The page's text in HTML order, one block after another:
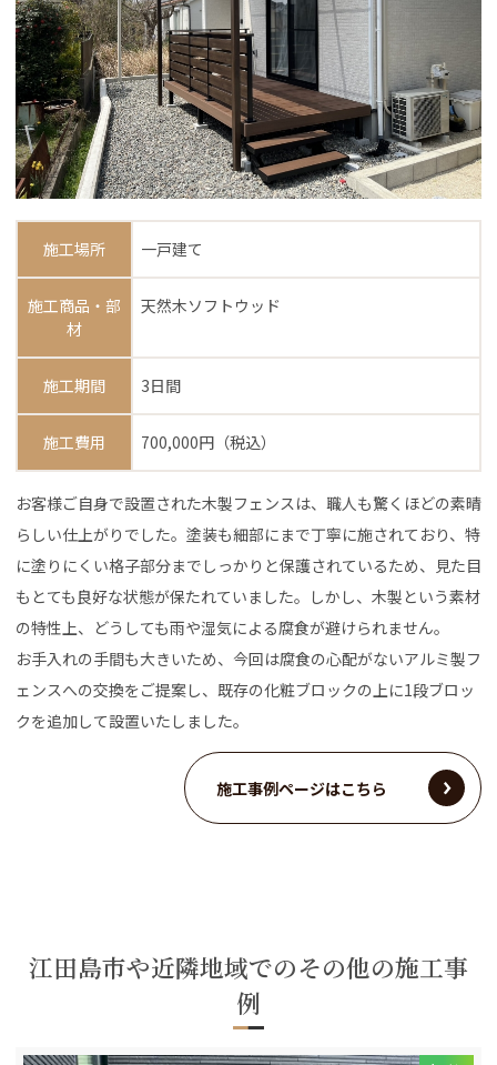
施工場所 一戸建て
施工商品・部
材
天然木ソフトウッド
施工期間 3日間
施工費用 700,000円（税込）
お客様ご自身で設置された木製フェンスは、職人も驚くほどの素晴
らしい仕上がりでした。塗装も細部にまで丁寧に施されており、特
に塗りにくい格子部分までしっかりと保護されているため、見た目
もとても良好な状態が保たれていました。しかし、木製という素材
の特性上、どうしても雨や湿気による腐食が避けられません。
お手入れの手間も大きいため、今回は腐食の心配がないアルミ製フ
ェンスへの交換をご提案し、既存の化粧ブロックの上に1段ブロッ
クを追加して設置いたしました。
施工事例ページはこちら
江田島市や近隣地域でのその他の施工事
例